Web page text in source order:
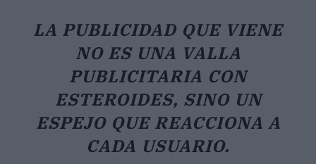
LA PUBLICIDAD QUE VIENE
NO ES UNA VALLA
PUBLICITARIA CON
ESTEROIDES, SINO UN
ESPEJO QUE REACCIONA A
CADA USUARIO.